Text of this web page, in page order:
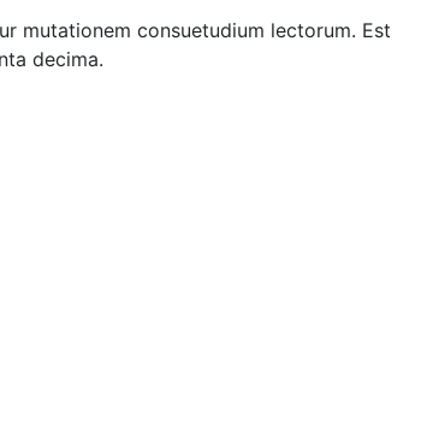
mutationem consuetudium lectorum. Est
decima.